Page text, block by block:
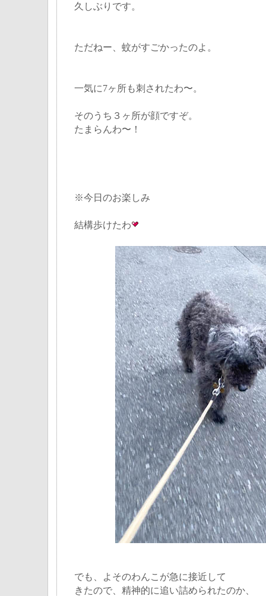
久しぶりです。
ただねー、蚊がすごかったのよ。
一気に7ヶ所も刺されたわ〜。
そのうち３ヶ所が顔ですぞ。
たまらんわ〜！
※今日のお楽しみ
結構歩けたわ
でも、よそのわんこが急に接近して
きたので、精神的に追い詰められたのか、